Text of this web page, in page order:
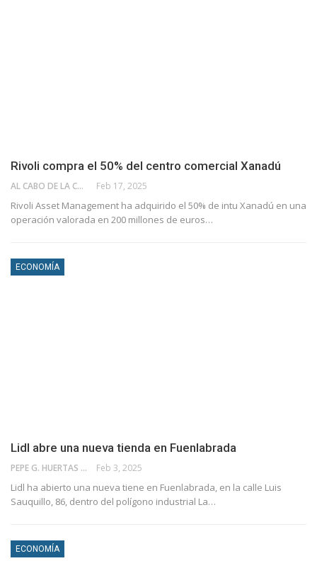
Rivoli compra el 50% del centro comercial Xanadú
AL CABO DE LA CALLE Feb 17, 2025
Rivoli Asset Management ha adquirido el 50% de intu Xanadú en una
operación valorada en 200 millones de euros…
ECONOMÍA
Lidl abre una nueva tienda en Fuenlabrada
PEPE G. HUERTAS Feb 3, 2025
Lidl ha abierto una nueva tiene en Fuenlabrada, en la calle Luis
Sauquillo, 86, dentro del polígono industrial La…
ECONOMÍA